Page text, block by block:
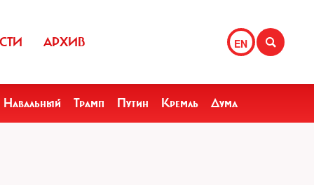
EN
АРХИВ
Навальный Трамп Путин Кремль Дума